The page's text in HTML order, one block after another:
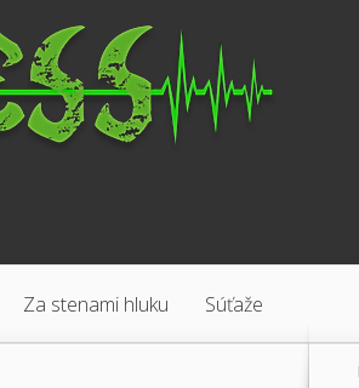
Za stenami hluku Súťaže